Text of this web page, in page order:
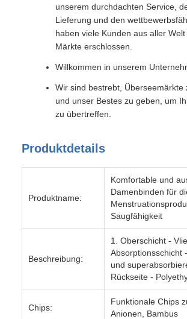
unserem durchdachten Service,
Lieferung und den
haben viele Kunden aus aller
Märkte erschlossen.
Willkommen in unserem
Wir sind bestrebt, Überseemärkte
und unser Bestes zu geben, um
zu übertreffen.
Produktdetails
Produktname:
Komfortable und
Damenbinden für
Saugfähigkeit
Beschreibung:
1. Oberschicht -
Absorptionsschicht
und
Rückseite -
Chips:
Funktionale Chips
Anionen, Bambus